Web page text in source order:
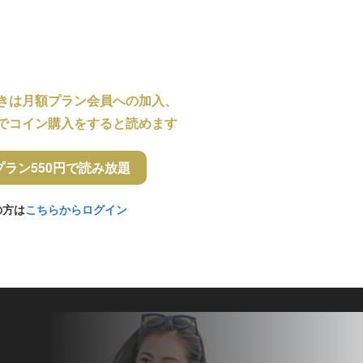
は月額プラン会員への加入、
コイン購入をすると読めます
ラン550円で読み放題
はこちらからログイン